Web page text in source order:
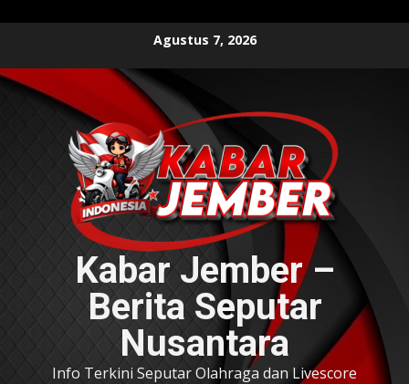
content
Agustus 7, 2026
Kabar Jember –
Berita Seputar
Nusantara
Info Terkini Seputar Olahraga dan Livescore